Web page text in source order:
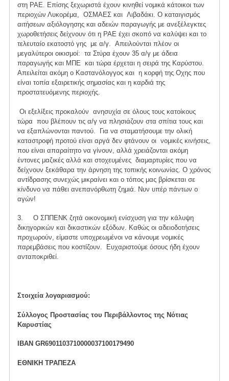
στη ΡΑΕ. Επίσης ξεχωριστά έχουν κινηθεί νομικά κάτοικοι των
περιοχών Λυκορέμα, ΟΣΜΑΕΣ και Λιβαδάκι. Ο καταιγισμός
αιτήσεων αξιόλογησης και αδειών παραγωγής με ανεξέλεγκτες
χωροθετήσεις δείχνουν ότι η ΡΑΕ έχει σκοπό να καλύψει και το
τελευταίο εκατοστό γης με α/γ. Απειλούνται πλέον οι
μεγαλύτεροι οικισμοί: τα Στύρα έχουν 35 α/γ με άδεια
παραγωγής και ΜΠΕ και τώρα έρχεται η σειρά της Καρύστου.
Απειλείται ακόμη ο Καστανόλογγος και η κορφή της Οχης που
είναι τοπία εξαιρετικής σημασίας και η καρδιά της
προστατευόμενης περιοχής.
Οι εξελίξεις προκαλούν ανησυχία σε όλους τους κατοίκους
τώρα που βλέπουν τις α/γ να πλησιάζουν στα σπίτια τους και
να εξαπλώνονται παντού. Για να σταματήσουμε την ολική
καταστροφή προτού είναι αργά δεν φτάνουν οι νομικές κινήσεις,
που είναι απαραίτητο να γίνουν, αλλά χρειάζονται ακόμη
έντονες μαζικές αλλά και στοχευμένες διαμαρτυρίες που να
δείχνουν ξεκάθαρα την άρνηση της τοπικής κοινωνίας. Ο χρόνος
αντίδρασης συνεχώς μικραίνει και ο τόπος μας βρίσκεται σε
κίνδυνο να πάθει ανεπανόρθωτη ζημιά. Νυν υπέρ πάντων ο
αγών!
3. Ο ΣΠΠΕΝΚ ζητά οικονομική ενίσχυση για την κάλυψη
δικηγορικών και δικαστικών εξόδων. Καθώς οι αδειοδοτήσεις
προχωρούν, είμαστε υποχρεωμένοι να κάνουμε νομικές
παρεμβάσεις που κοστίζουν. Ευχαριστούμε όσους ήδη έχουν
ανταποκριθεί.
Στοιχεία λογαριασμού:
Σύλλογος Προστασίας του Περιβάλλοντος της Νότιας
Καρυστίας
IBAN GR6901103710000037100179490
ΕΘΝΙΚΗ ΤΡΑΠΕΖΑ